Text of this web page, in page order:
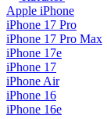
Apple iPhone
iPhone 17 Pro
iPhone 17 Pro Max
iPhone 17e
iPhone 17
iPhone Air
iPhone 16
iPhone 16e